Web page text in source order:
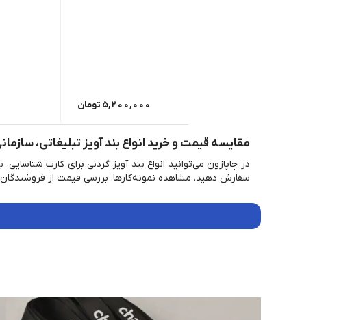
5,200,000 تومان
مقایسه قیمت و خرید انواع بند آویز تبلیغاتی،
در چاپازون می‌توانید انواع بند آویز گردنی برای کارت
سفارش دهید. مشاهده نمونه‌کارها، بررسی قیمت از